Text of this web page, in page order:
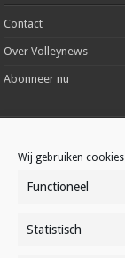
Wij gebruiken
Functioneel
Statistisch
Contact
Over Volleynews
Abonneer nu
Algemene